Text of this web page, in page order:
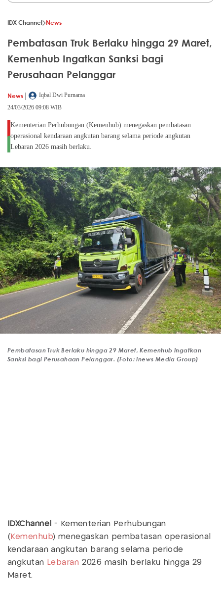
IDX Channel News
Pembatasan Truk Berlaku hingga 29 Maret,
Kemenhub Ingatkan Sanksi bagi
Perusahaan Pelanggar
News |
Iqbal Dwi Purnama
24/03/2026 09:08 WIB
Kementerian Perhubungan (Kemenhub) menegaskan pembatasan
operasional kendaraan angkutan barang selama periode angkutan
Lebaran 2026 masih berlaku.
Pembatasan Truk Berlaku hingga 29 Maret, Kemenhub Ingatkan
Sanksi bagi Perusahaan Pelanggar. (Foto: Inews Media Group)
IDXChannel - Kementerian Perhubungan
( Kemenhub) menegaskan pembatasan operasional
kendaraan angkutan barang selama periode
angkutan Lebaran 2026 masih berlaku hingga 29
Maret.